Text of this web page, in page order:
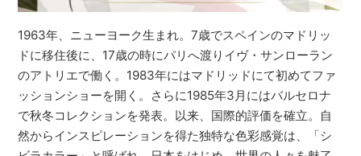
1963年、ニューヨーク生まれ。7歳でスペインのマドリッ
ドに移住後に、17歳の時にパリへ渡りイヴ・サンローラン
のアトリエで働く。1983年にはマドリッドにて初めてファ
ッションショーを開く。さらに1985年3月にはバルセロナ
で秋冬コレクションを発表。以来、国際的評価を確立。自
然からインスピレーションを得た独特な色彩感覚は、「シ